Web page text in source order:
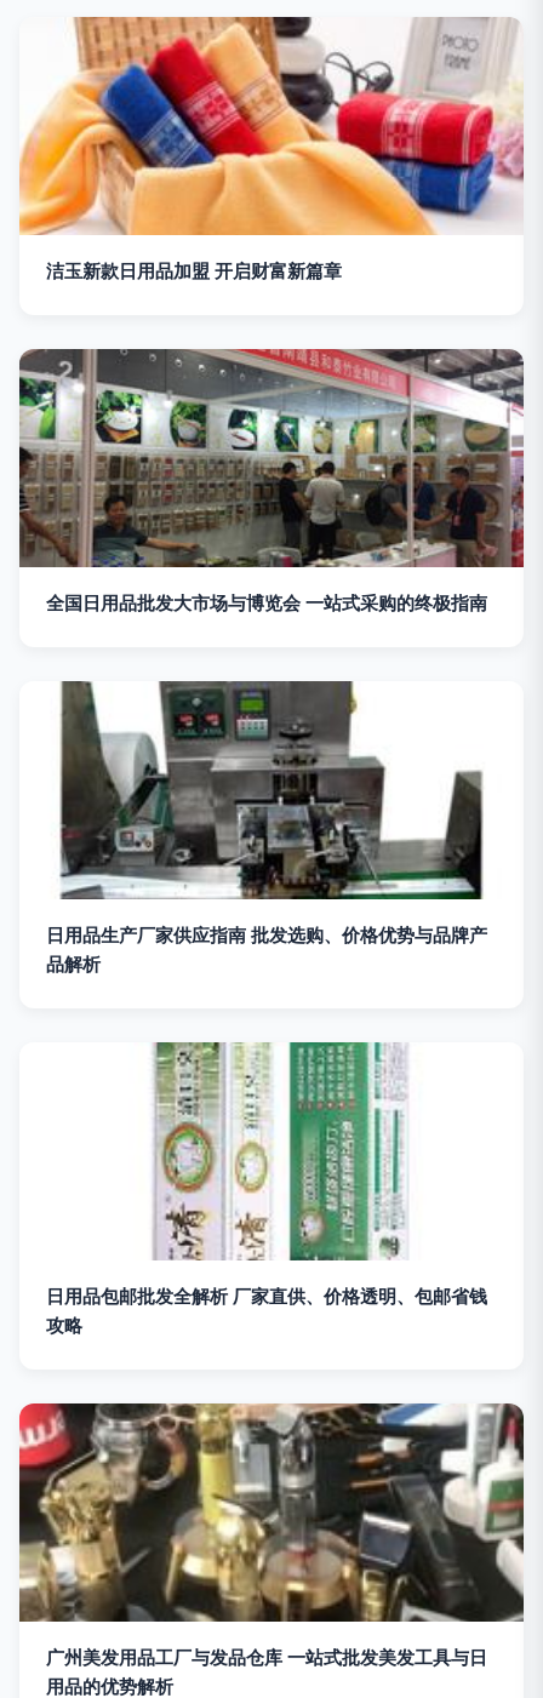
洁玉新款日用品加盟 开启财富新篇章
全国日用品批发大市场与博览会 一站式采购的终极指南
日用品生产厂家供应指南 批发选购、价格优势与品牌产
品解析
日用品包邮批发全解析 厂家直供、价格透明、包邮省钱
攻略
广州美发用品工厂与发品仓库 一站式批发美发工具与日
用品的优势解析